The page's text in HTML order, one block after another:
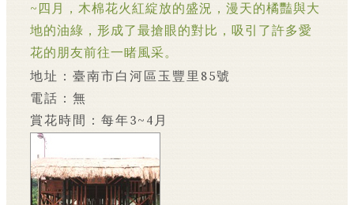
~四月，木棉花火紅綻放的盛況，漫天的橘豔與大
地的油綠，形成了最搶眼的對比，吸引了許多愛
花的朋友前往一睹風采。
地址：臺南市白河區玉豐里85號
電話：無
賞花時間：每年3~4月